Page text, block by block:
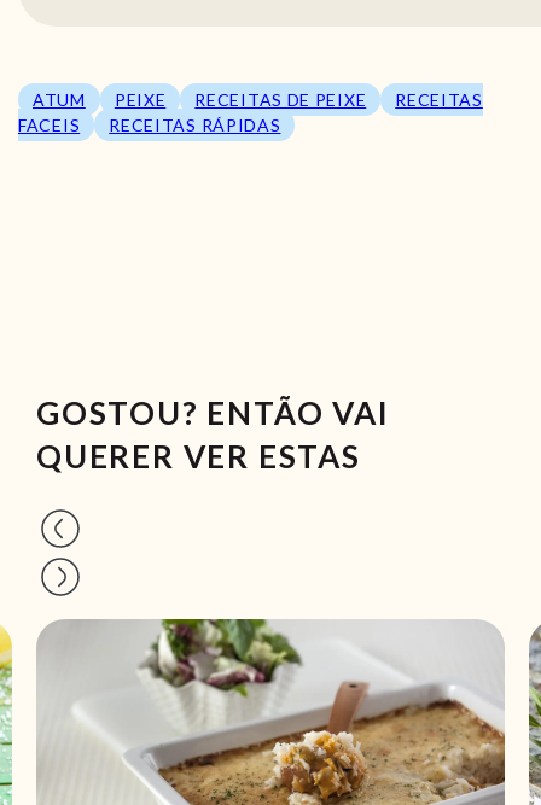
ATUM PEIXE RECEITAS DE PEIXE
RECEITAS
FACEIS
RECEITAS RÁPIDAS
GOSTOU? ENTÃO VAI
QUERER VER ESTAS